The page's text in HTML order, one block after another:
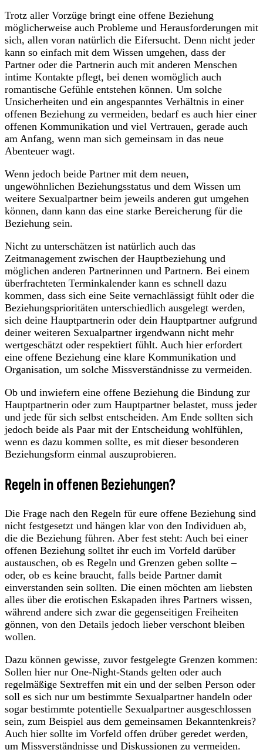
Trotz aller Vorzüge bringt eine offene Beziehung
möglicherweise auch Probleme und Herausforderungen mit
sich, allen voran natürlich die Eifersucht. Denn nicht jeder
kann so einfach mit dem Wissen umgehen, dass der
Partner oder die Partnerin auch mit anderen Menschen
intime Kontakte pflegt, bei denen womöglich auch
romantische Gefühle entstehen können. Um solche
Unsicherheiten und ein angespanntes Verhältnis in einer
offenen Beziehung zu vermeiden, bedarf es auch hier einer
offenen Kommunikation und viel Vertrauen, gerade auch
am Anfang, wenn man sich gemeinsam in das neue
Abenteuer wagt.
Wenn jedoch beide Partner mit dem neuen,
ungewöhnlichen Beziehungsstatus und dem Wissen um
weitere Sexualpartner beim jeweils anderen gut umgehen
können, dann kann das eine starke Bereicherung für die
Beziehung sein.
Nicht zu unterschätzen ist natürlich auch das
Zeitmanagement zwischen der Hauptbeziehung und
möglichen anderen Partnerinnen und Partnern. Bei einem
überfrachteten Terminkalender kann es schnell dazu
kommen, dass sich eine Seite vernachlässigt fühlt oder die
Beziehungsprioritäten unterschiedlich ausgelegt werden,
sich deine Hauptpartnerin oder dein Hauptpartner aufgrund
deiner weiteren Sexualpartner irgendwann nicht mehr
wertgeschätzt oder respektiert fühlt. Auch hier erfordert
eine offene Beziehung eine klare Kommunikation und
Organisation, um solche Missverständnisse zu vermeiden.
Ob und inwiefern eine offene Beziehung die Bindung zur
Hauptpartnerin oder zum Hauptpartner belastet, muss jeder
und jede für sich selbst entscheiden. Am Ende sollten sich
jedoch beide als Paar mit der Entscheidung wohlfühlen,
wenn es dazu kommen sollte, es mit dieser besonderen
Beziehungsform einmal auszuprobieren.
Regeln in offenen Beziehungen?
Die Frage nach den Regeln für eure offene Beziehung sind
nicht festgesetzt und hängen klar von den Individuen ab,
die die Beziehung führen. Aber fest steht: Auch bei einer
offenen Beziehung solltet ihr euch im Vorfeld darüber
austauschen, ob es Regeln und Grenzen geben sollte –
oder, ob es keine braucht, falls beide Partner damit
einverstanden sein sollten. Die einen möchten am liebsten
alles über die erotischen Eskapaden ihres Partners wissen,
während andere sich zwar die gegenseitigen Freiheiten
gönnen, von den Details jedoch lieber verschont bleiben
wollen.
Dazu können gewisse, zuvor festgelegte Grenzen kommen:
Sollen hier nur One-Night-Stands gelten oder auch
regelmäßige Sextreffen mit ein und der selben Person oder
soll es sich nur um bestimmte Sexualpartner handeln oder
sogar bestimmte potentielle Sexualpartner ausgeschlossen
sein, zum Beispiel aus dem gemeinsamen Bekanntenkreis?
Auch hier sollte im Vorfeld offen drüber geredet werden,
um Missverständnisse und Diskussionen zu vermeiden.